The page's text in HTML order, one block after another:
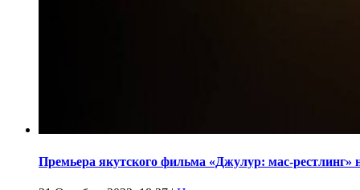
Премьера якутского фильма «Джулур: мас-рестлинг»